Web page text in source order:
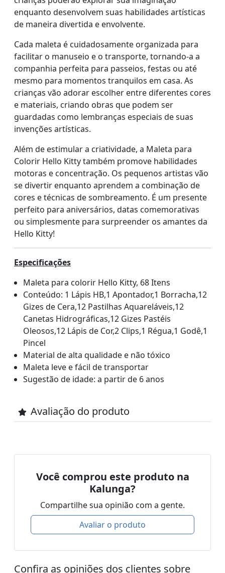
enquanto desenvolvem suas habilidades artísticas
de maneira divertida e envolvente.
Cada maleta é cuidadosamente organizada para
facilitar o manuseio e o transporte, tornando-a a
companhia perfeita para passeios, festas ou até
mesmo para momentos tranquilos em casa. As
crianças vão adorar escolher entre diferentes cores
e materiais, criando obras que podem ser
guardadas como lembranças especiais de suas
invenções artísticas.
Além de estimular a criatividade, a Maleta para
Colorir Hello Kitty também promove habilidades
motoras e concentração. Os pequenos artistas vão
se divertir enquanto aprendem a combinação de
cores e técnicas de sombreamento. É um presente
perfeito para aniversários, datas comemorativas
ou simplesmente para surpreender os amantes da
Hello Kitty!
Especificações
Maleta para colorir Hello Kitty, 68 Itens
Conteúdo: 1 Lápis HB,1 Apontador,1 Borracha,12
Gizes de Cera,12 Pastilhas Aquareláveis,12
Canetas Hidrográficas,12 Gizes Pastéis
Oleosos,12 Lápis de Cor,2 Clips,1 Régua,1 Godê,1
Pincel
Material de alta qualidade e não tóxico
Maleta leve e fácil de transportar
Sugestão de idade: a partir de 6 anos
Avaliação do produto
Você comprou este produto na
Kalunga?
Compartilhe sua opinião com a gente.
Avaliar o produto
Confira as opiniões dos clientes sobre